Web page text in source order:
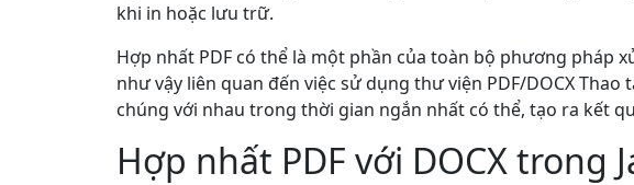
khi in hoặc lưu trữ.
Hợp nhất PDF có thể là một phần của toàn bộ phương pháp
như vậy liên quan đến việc sử dụng thư viện PDF/DOCX
chúng với nhau trong thời gian ngắn nhất có thể, tạo ra kết
Hợp nhất PDF với DOCX trong